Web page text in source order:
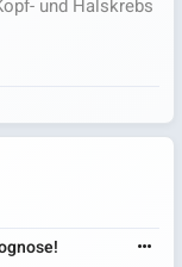
und Halskrebs